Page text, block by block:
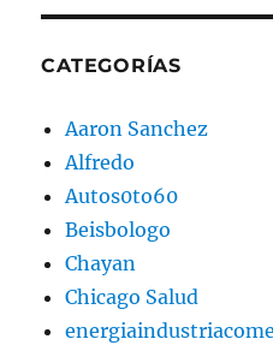
CATEGORÍAS
Aaron Sanchez
Alfredo
Autos0to60
Beisbologo
Chayan
Chicago Salud